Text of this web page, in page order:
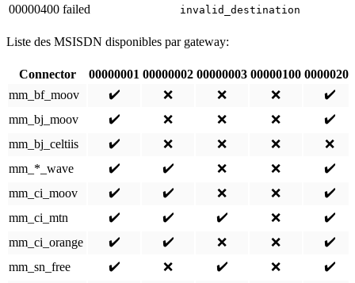
00000400 failed invalid_destination
Liste des MSISDN disponibles par gateway:
Connector 00000001 00000002 00000003 00000100 00000200
mm_bf_moov
✔️ ❌ ❌ ❌
✔️
mm_bj_moov
✔️ ❌ ❌ ❌
✔️
mm_bj_celtiis
✔️ ❌ ❌ ❌
❌
mm_*_wave
✔️ ✔️ ❌ ❌
✔️
mm_ci_moov
✔️ ✔️ ❌ ❌
✔️
mm_ci_mtn
✔️ ✔️ ✔️ ❌
✔️
mm_ci_orange
✔️ ✔️ ❌ ❌
✔️
mm_sn_free
✔️ ❌ ✔️ ❌
✔️